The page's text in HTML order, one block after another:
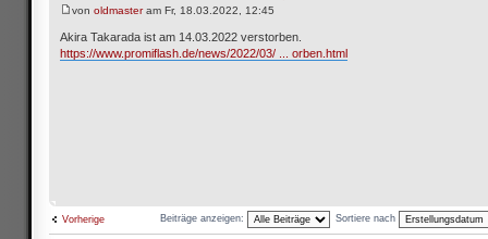
von oldmasteram Fr, 18.03.2022, 12:45
Akira Takarada ist am 14.03.2022 verstorben.
https://www.promiflash.de/news/2022/03/ ... orben.html
Vorherige Beiträge anzeigen: Sortiere nach